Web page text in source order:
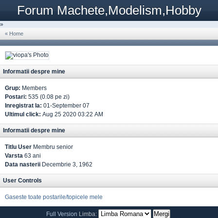
Forum Machete,Modelism,Hobby
»
« Home
Informatii despre mine
Grup: Members
Postari: 535 (0.08 pe zi)
Inregistrat la: 01-September 07
Ultimul click: Aug 25 2020 03:22 AM
Informatii despre mine
Titlu User Membru senior
Varsta 63 ani
Data nasterii Decembrie 3, 1962
User Controls
Gaseste toate postarile/topicele mele
Full Version Limba: